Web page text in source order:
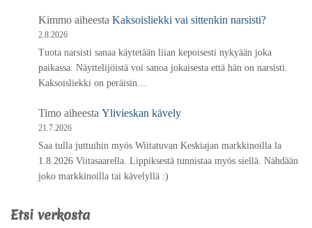
Kimmo aiheesta Kaksoisliekki vai sittenkin narsisti?
2.8.2026
Tuota narsisti sanaa käytetään liian kepoisesti nykyään joka
paikassa. Näyttelijöistä voi sanoa jokaisesta että hän on narsisti.
Kaksoisliekki on peräisin…
Timo aiheesta Ylivieskan kävely
21.7.2026
Saa tulla juttuihin myös Wiitatuvan Keskiajan markkinoilla la
1.8.2026 Viitasaarella. Lippiksestä tunnistaa myös siellä. Nähdään
joko markkinoilla tai kävelyllä :)
Etsi verkosta